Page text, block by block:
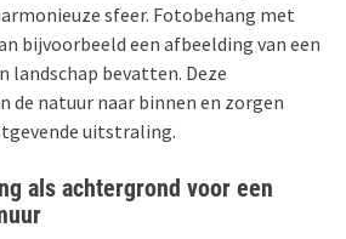
sfeer. Fotobehang met
bijvoorbeeld een afbeelding van een
landschap bevatten. Deze
de natuur naar binnen en zorgen
uitstraling.
als achtergrond voor een